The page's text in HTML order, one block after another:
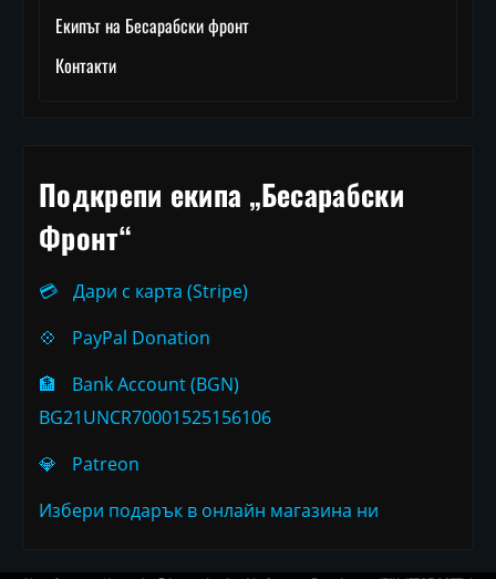
Екипът на Бесарабски фронт
Контакти
Подкрепи екипа „Бесарабски
Фронт“
💳
Дари с карта (Stripe)
💠
PayPal Donation
🏦
Bank Account (BGN)
BG21UNCR70001525156106
💎
Patreon
Избери подарък в онлайн магазина ни